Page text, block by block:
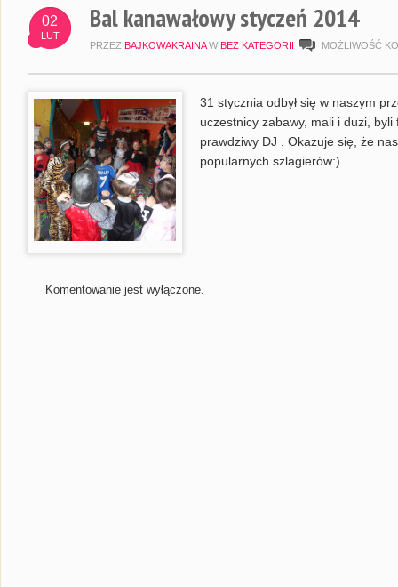
02
LUT
Bal kanawałowy styczeń 2014
PRZEZ BAJKOWAKRAINA W BEZ KATEGORII MOŻLIWOŚĆ
31 stycznia odbył się w naszym
uczestnicy zabawy, mali i duzi,
prawdziwy DJ . Okazuje się, że
popularnych szlagierów:)
Komentowanie jest wyłączone.